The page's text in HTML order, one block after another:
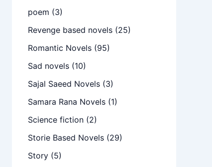
poem (3)
Revenge based novels (25)
Romantic Novels (95)
Sad novels (10)
Sajal Saeed Novels (3)
Samara Rana Novels (1)
Science fiction (2)
Storie Based Novels (29)
Story (5)